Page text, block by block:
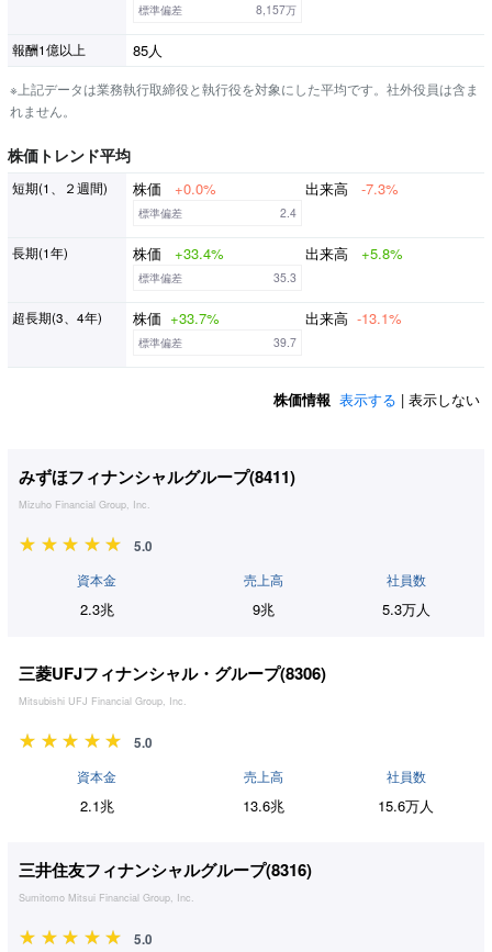
標準偏差
8,157万
報酬1億以上 85人
※上記データは業務執行取締役と執行役を対象にした平均です。社外役員は含ま
れません。
株価トレンド平均
短期(1、２週間) 株価 +0.0% 出来高 -7.3%
標準偏差 2.4
長期(1年) 株価 +33.4% 出来高 +5.8%
標準偏差 35.3
超長期(3、4年) 株価 +33.7% 出来高 -13.1%
標準偏差 39.7
株価情報 表示する | 表示しない
みずほフィナンシャルグループ(8411)
Mizuho Financial Group, Inc.
5.0
資本金
2.3兆
売上高
9兆
社員数
5.3万人
三菱UFJフィナンシャル・グループ(8306)
Mitsubishi UFJ Financial Group, Inc.
5.0
資本金
2.1兆
売上高
13.6兆
社員数
15.6万人
三井住友フィナンシャルグループ(8316)
Sumitomo Mitsui Financial Group, Inc.
5.0